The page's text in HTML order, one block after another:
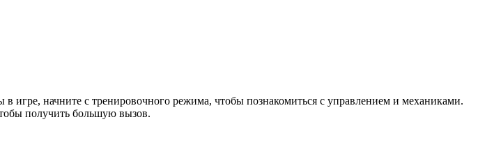
игре, начните с тренировочного режима, чтобы познакомиться с управлением и механиками.
получить большую вызов.